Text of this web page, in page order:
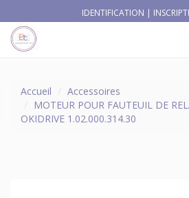
IDENTIFICATION |
Accueil
Accessoires
MOTEUR POUR FAUTEUIL DE
OKIDRIVE 1.02.000.314.30